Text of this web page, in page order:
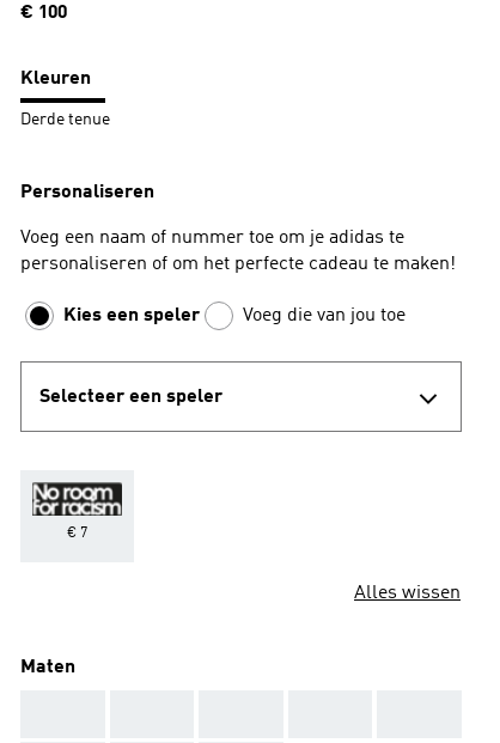
Prijs
€ 100
Kleuren
Derde tenue
Personaliseren
Voeg een naam of nummer toe om je adidas te
personaliseren of om het perfecte cadeau te maken!
Kies een speler Voeg die van jou toe
Selecteer een speler
€ 7
Alles wissen
Maten